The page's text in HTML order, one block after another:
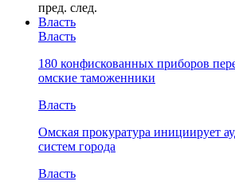
пред. след.
Власть
Власть
180 конфискованных приборов
омские таможенники
Власть
Омская прокуратура инициирует
систем города
Власть